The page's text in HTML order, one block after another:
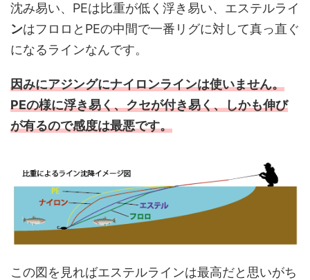
沈み易い、PEは比重が低く浮き易い、エステルライ
ンはフロロとPEの中間で一番リグに対して真っ直ぐ
になるラインなんです。
因みにアジングにナイロンラインは使いません。
PEの様に浮き易く、クセが付き易く、しかも伸び
が有るので感度は最悪です。
この図を見ればエステルラインは最高だと思いがち